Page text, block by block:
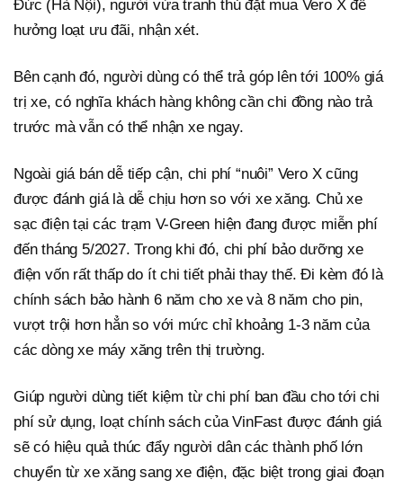
Đức (Hà Nội), người vừa tranh thủ đặt mua Vero X để
hưởng loạt ưu đãi, nhận xét.
Bên cạnh đó, người dùng có thể trả góp lên tới 100% giá
trị xe, có nghĩa khách hàng không cần chi đồng nào trả
trước mà vẫn có thể nhận xe ngay.
Ngoài giá bán dễ tiếp cận, chi phí “nuôi” Vero X cũng
được đánh giá là dễ chịu hơn so với xe xăng. Chủ xe
sạc điện tại các trạm V-Green hiện đang được miễn phí
đến tháng 5/2027. Trong khi đó, chi phí bảo dưỡng xe
điện vốn rất thấp do ít chi tiết phải thay thế. Đi kèm đó là
chính sách bảo hành 6 năm cho xe và 8 năm cho pin,
vượt trội hơn hẳn so với mức chỉ khoảng 1-3 năm của
các dòng xe máy xăng trên thị trường.
Giúp người dùng tiết kiệm từ chi phí ban đầu cho tới chi
phí sử dụng, loạt chính sách của VinFast được đánh giá
sẽ có hiệu quả thúc đẩy người dân các thành phố lớn
chuyển từ xe xăng sang xe điện, đặc biệt trong giai đoạn